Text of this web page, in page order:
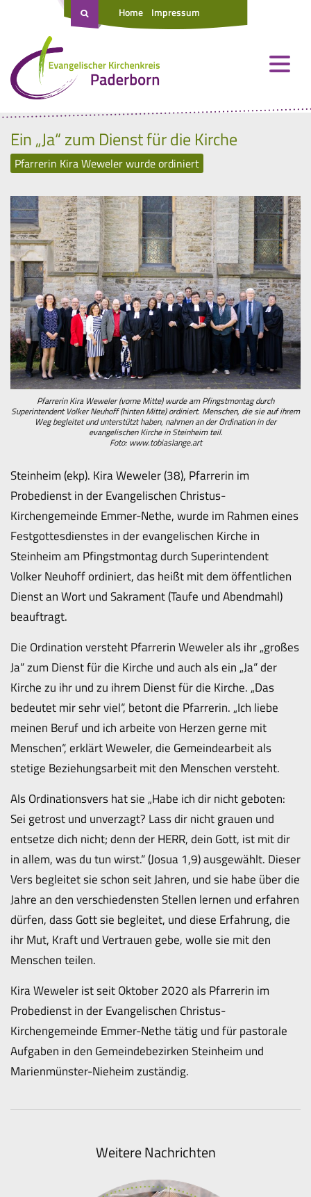
Home Impressum
Ein „Ja“ zum Dienst für die Kirche
Pfarrerin Kira Weweler wurde ordiniert
Pfarrerin Kira Weweler (vorne Mitte) wurde am Pfingstmontag durch
Superintendent Volker Neuhoff (hinten Mitte) ordiniert. Menschen, die sie auf ihrem
Weg begleitet und unterstützt haben, nahmen an der Ordination in der
evangelischen Kirche in Steinheim teil.
Foto: www.tobiaslange.art
Steinheim (ekp). Kira Weweler (38), Pfarrerin im
Probedienst in der Evangelischen Christus-
Kirchengemeinde Emmer-Nethe, wurde im Rahmen eines
Festgottesdienstes in der evangelischen Kirche in
Steinheim am Pfingstmontag durch Superintendent
Volker Neuhoff ordiniert, das heißt mit dem öffentlichen
Dienst an Wort und Sakrament (Taufe und Abendmahl)
beauftragt.
Die Ordination versteht Pfarrerin Weweler als ihr „großes
Ja“ zum Dienst für die Kirche und auch als ein „Ja“ der
Kirche zu ihr und zu ihrem Dienst für die Kirche. „Das
bedeutet mir sehr viel“, betont die Pfarrerin. „Ich liebe
meinen Beruf und ich arbeite von Herzen gerne mit
Menschen“, erklärt Weweler, die Gemeindearbeit als
stetige Beziehungsarbeit mit den Menschen versteht.
Als Ordinationsvers hat sie „Habe ich dir nicht geboten:
Sei getrost und unverzagt? Lass dir nicht grauen und
entsetze dich nicht; denn der HERR, dein Gott, ist mit dir
in allem, was du tun wirst.“ (Josua 1,9) ausgewählt. Dieser
Vers begleitet sie schon seit Jahren, und sie habe über die
Jahre an den verschiedensten Stellen lernen und erfahren
dürfen, dass Gott sie begleitet, und diese Erfahrung, die
ihr Mut, Kraft und Vertrauen gebe, wolle sie mit den
Menschen teilen.
Kira Weweler ist seit Oktober 2020 als Pfarrerin im
Probedienst in der Evangelischen Christus-
Kirchengemeinde Emmer-Nethe tätig und für pastorale
Aufgaben in den Gemeindebezirken Steinheim und
Marienmünster-Nieheim zuständig.
Weitere Nachrichten